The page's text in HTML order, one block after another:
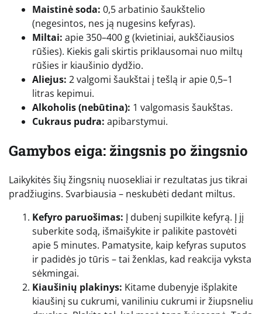
Maistinė soda: 0,5 arbatinio šaukštelio
(negesintos, nes ją nugesins kefyras).
Miltai: apie 350–400 g (kvietiniai, aukščiausios
rūšies). Kiekis gali skirtis priklausomai nuo miltų
rūšies ir kiaušinio dydžio.
Aliejus: 2 valgomi šaukštai į tešlą ir apie 0,5–1
litras kepimui.
Alkoholis (nebūtina): 1 valgomasis šaukštas.
Cukraus pudra: apibarstymui.
Gamybos eiga: žingsnis po žingsnio
Laikykitės šių žingsnių nuosekliai ir rezultatas jus tikrai
pradžiugins. Svarbiausia – neskubėti dedant miltus.
Kefyro paruošimas: Į dubenį supilkite kefyrą. Į jį
suberkite sodą, išmaišykite ir palikite pastovėti
apie 5 minutes. Pamatysite, kaip kefyras suputos
ir padidės jo tūris – tai ženklas, kad reakcija vyksta
sėkmingai.
Kiaušinių plakinys: Kitame dubenyje išplakite
kiaušinį su cukrumi, vaniliniu cukrumi ir žiupsneliu